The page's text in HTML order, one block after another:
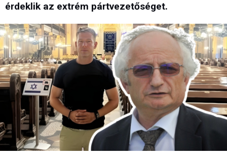
érdeklik az extrém pártvezetőséget.